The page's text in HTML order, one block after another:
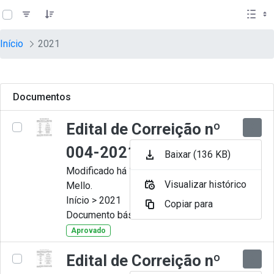
Pular para o Conteúdo principal
teste descricao
Início 2021
Documentos
Edital de Correição nº
004-2021
Modificado há 11 Meses por Artur
Mello.
Início > 2021
Documento básico
Aprovado
Edital de Correição nº
Baixar (136 KB)
Visualizar histórico
Copiar para